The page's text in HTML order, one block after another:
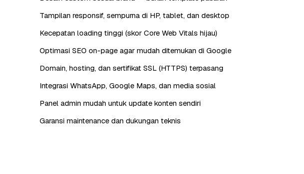
Tampilan responsif, sempurna di HP, tablet, dan desktop
Kecepatan loading tinggi (skor Core Web Vitals hijau)
Optimasi SEO on-page agar mudah ditemukan di Google
Domain, hosting, dan sertifikat SSL (HTTPS) terpasang
Integrasi WhatsApp, Google Maps, dan media sosial
Panel admin mudah untuk update konten sendiri
Garansi maintenance dan dukungan teknis